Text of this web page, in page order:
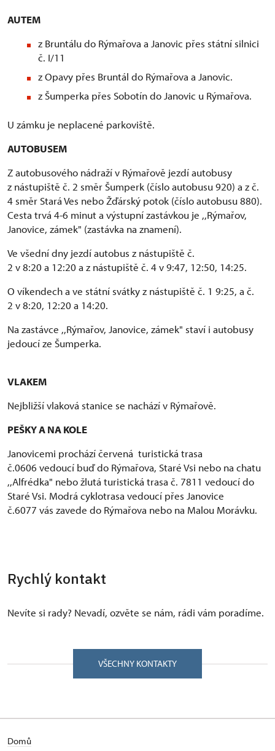
AUTEM
z Bruntálu do Rýmařova a Janovic přes státní silnici
č. I/11
z Opavy přes Bruntál do Rýmařova a Janovic.
z Šumperka přes Sobotín do Janovic u Rýmařova.
U zámku je neplacené parkoviště.
AUTOBUSEM
Z autobusového nádraží v Rýmařově jezdí autobusy
z nástupiště č. 2 směr Šumperk (číslo autobusu 920) a z č.
4 směr Stará Ves nebo Žďárský potok (číslo autobusu 880).
Cesta trvá 4-6 minut a výstupní zastávkou je ,,Rýmařov,
Janovice, zámek" (zastávka na znamení).
Ve všední dny jezdí autobus z nástupiště č.
2 v 8:20 a 12:20 a z nástupiště č. 4 v 9:47, 12:50, 14:25.
O víkendech a ve státní svátky z nástupiště č. 1 9:25, a č.
2 v 8:20, 12:20 a 14:20.
Na zastávce ,,Rýmařov, Janovice, zámek" staví i autobusy
jedoucí ze Šumperka.
VLAKEM
Nejbližší vlaková stanice se nachází v Rýmařově.
PEŠKY A NA KOLE
Janovicemi prochází červená turistická trasa
č.0606 vedoucí buď do Rýmařova, Staré Vsi nebo na chatu
,,Alfrédka" nebo žlutá turistická trasa č. 7811 vedoucí do
Staré Vsi. Modrá cyklotrasa vedoucí přes Janovice
č.6077 vás zavede do Rýmařova nebo na Malou Morávku.
Rychlý kontakt
Nevíte si rady? Nevadí, ozvěte se nám, rádi vám poradíme.
VŠECHNY KONTAKTY
Domů